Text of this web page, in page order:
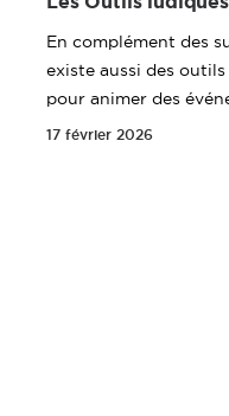
En complément des
existe aussi des
pour animer des
17 février 2026